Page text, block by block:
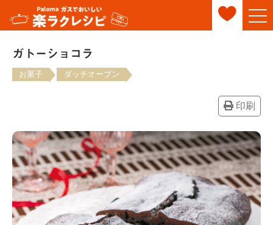
ガトーショコラ
お菓子 ダッチオーブン
印刷